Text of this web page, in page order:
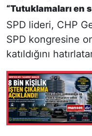
“Tutuklamaları en
SPD lideri, CHP
SPD kongresine
katıldığını